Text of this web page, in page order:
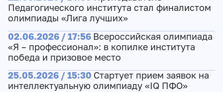
Педагогического института стал финалистом
олимпиады «Лига лучших»
02.06.2026 / 17:56 Всероссийская олимпиада
«Я – профессионал»: в копилке института
победа и призовое место
25.05.2026 / 15:30 Стартует прием заявок на
интеллектуальную олимпиаду «IQ ПФО»